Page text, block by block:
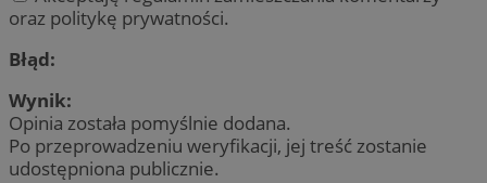
oraz politykę prywatności.
Błąd:
Wynik:
Opinia została pomyślnie dodana.
Po przeprowadzeniu weryfikacji, jej treść zostanie
udostępniona publicznie.